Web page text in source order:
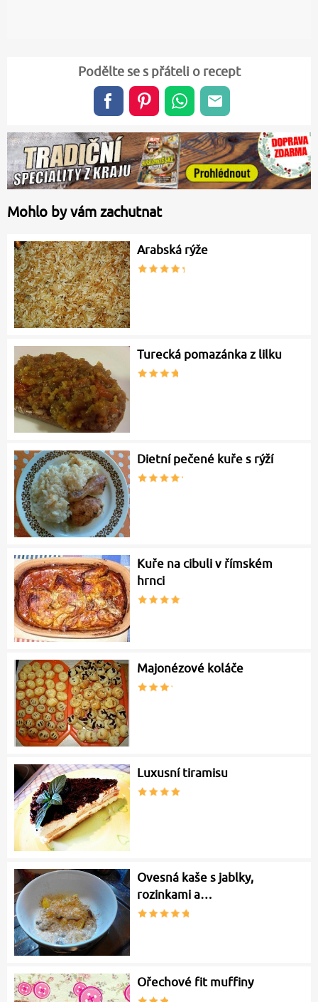
Podělte se s přáteli o recept
Mohlo by vám zachutnat
Arabská rýže
Turecká pomazánka z lilku
Dietní pečené kuře s rýží
Kuře na cibuli v římském
hrnci
Majonézové koláče
Luxusní tiramisu
Ovesná kaše s jablky,
rozinkami a…
Ořechové fit muffiny